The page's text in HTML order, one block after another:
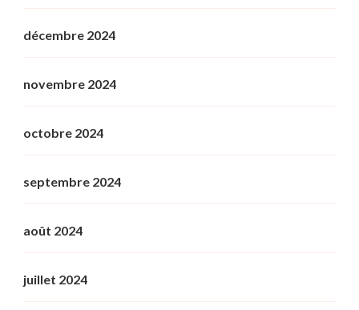
décembre 2024
novembre 2024
octobre 2024
septembre 2024
août 2024
juillet 2024